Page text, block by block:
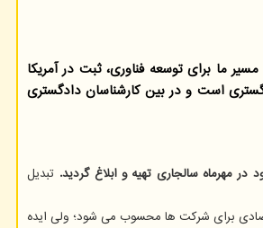
ما برای توسعه فناوری، ثبت در آمریکا
است و در بین کارشناسان دادگستری
مهرماه سالجاری تهیه و ابلاغ گردید. تبدیل
برای شرکت ها محسوب می شود؛ ولی ایده